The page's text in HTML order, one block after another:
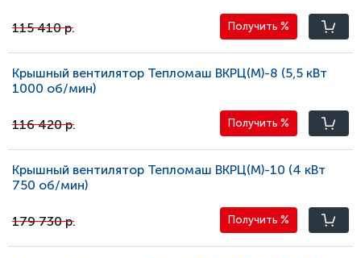
115 410 р. Получить %
Крышный вентилятор Тепломаш ВКРЦ(М)-8 (5,5 кВт
1000 oб/мин)
116 420 р. Получить %
Крышный вентилятор Тепломаш ВКРЦ(М)-10 (4 кВт
750 oб/мин)
179 730 р. Получить %